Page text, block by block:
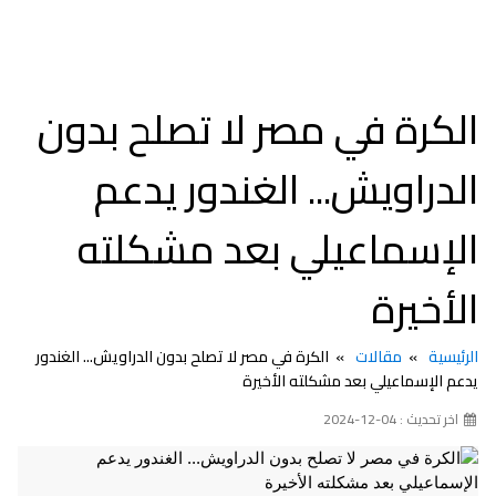
الكرة في مصر لا تصلح بدون
الدراويش... الغندور يدعم
الإسماعيلي بعد مشكلته
الأخيرة
الرئيسية مقالات
الكرة في مصر لا تصلح بدون الدراويش... الغندور
يدعم الإسماعيلي بعد مشكلته الأخيرة
اخر تحديث : 04-12-2024